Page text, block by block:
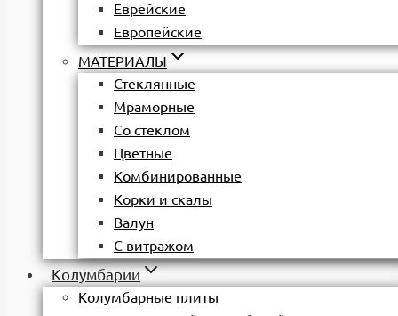
Еврейские
Европейские
МАТЕРИАЛЫ
Стеклянные
Мраморные
Со стеклом
Цветные
Комбинированные
Корки и скалы
Валун
С витражом
Колумбарии
Колумбарные плиты